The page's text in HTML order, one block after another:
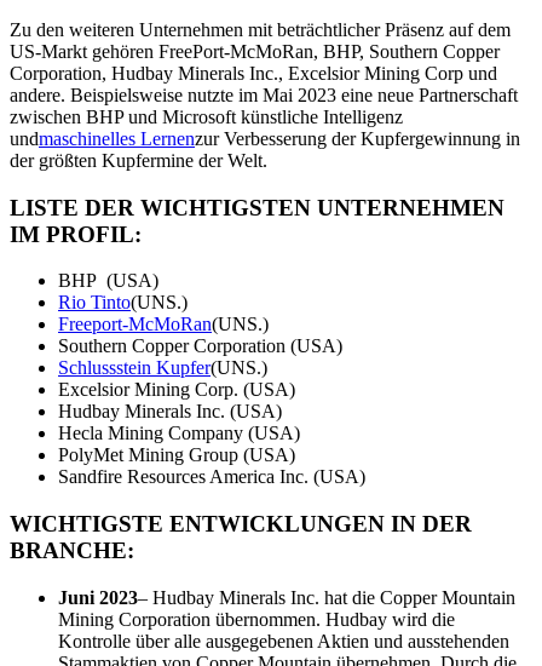
Zu den weiteren Unternehmen mit beträchtlicher Präsenz auf dem
US-Markt gehören FreePort-McMoRan, BHP, Southern Copper
Corporation, Hudbay Minerals Inc., Excelsior Mining Corp und
andere. Beispielsweise nutzte im Mai 2023 eine neue Partnerschaft
zwischen BHP und Microsoft künstliche Intelligenz
undmaschinelles Lernenzur Verbesserung der Kupfergewinnung in
der größten Kupfermine der Welt.
LISTE DER WICHTIGSTEN UNTERNEHMEN
IM PROFIL:
BHP (USA)
Rio Tinto(UNS.)
Freeport-McMoRan(UNS.)
Southern Copper Corporation (USA)
Schlussstein Kupfer(UNS.)
Excelsior Mining Corp. (USA)
Hudbay Minerals Inc. (USA)
Hecla Mining Company (USA)
PolyMet Mining Group (USA)
Sandfire Resources America Inc. (USA)
WICHTIGSTE ENTWICKLUNGEN IN DER
BRANCHE:
Juni 2023– Hudbay Minerals Inc. hat die Copper Mountain
Mining Corporation übernommen. Hudbay wird die
Kontrolle über alle ausgegebenen Aktien und ausstehenden